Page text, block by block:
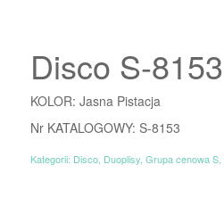
Disco S-8153
KOLOR: Jasna Pistacja
Nr KATALOGOWY: S-8153
Kategorii: Disco, Duoplisy, Grupa cenowa S,